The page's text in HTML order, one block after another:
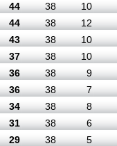
44 38
10
44 38
12
43 38
10
37 38
10
36 38
9
36 38
7
34 38
8
31 38
6
29 38
5